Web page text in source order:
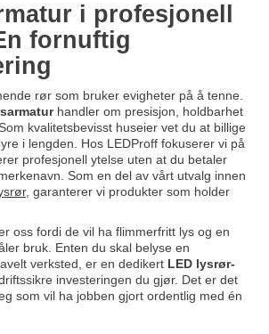
i profesjonell
fornuftig
rør som bruker evigheter på å tenne.
handler om presisjon, holdbarhet
kvalitetsbevisst huseier vet du at billige
i lengden. Hos LEDProff fokuserer vi på
profesjonell ytelse uten at du betaler
Som en del av vårt utvalg innen
, garanterer vi produkter som holder
oss fordi de vil ha flimmerfritt lys og en
bruk. Enten du skal belyse en
verksted, er en dedikert LED lysrør-
investeringen du gjør. Det er det
som vil ha jobben gjort ordentlig med én